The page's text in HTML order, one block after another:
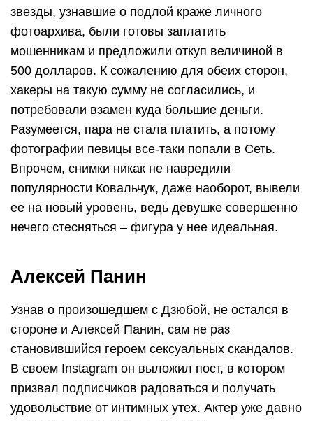
звезды, узнавшие о подлой краже личного
фотоархива, были готовы заплатить
мошенникам и предложили откуп величиной в
500 долларов. К сожалению для обеих сторон,
хакеры на такую сумму не согласились, и
потребовали взамен куда большие деньги.
Разумеется, пара не стала платить, а потому
фотографии певицы все-таки попали в Сеть.
Впрочем, снимки никак не навредили
популярности Ковальчук, даже наоборот, вывели
ее на новый уровень, ведь девушке совершенно
нечего стесняться – фигура у нее идеальная.
Алексей Панин
Узнав о произошедшем с Дзюбой, не остался в
стороне и Алексей Панин, сам не раз
становившийся героем сексуальных скандалов.
В своем Instagram он выложил пост, в котором
призвал подписчиков радоваться и получать
удовольствие от интимных утех. Актер уже давно